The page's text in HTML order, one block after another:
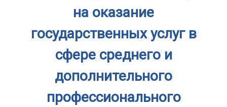
на оказание
государственных услуг в
сфере среднего и
дополнительного
профессионального